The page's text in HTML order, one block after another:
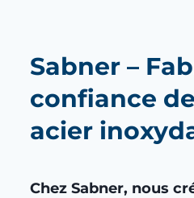
Sabner –
confiance
acier
Chez Sabner, nous